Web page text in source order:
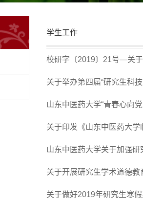
学生工作
校研字〔2019〕21号—关
关于举办第四届“研究生科
山东中医药大学“青春心向
关于印发《山东中医药大
山东中医药大学关于加强
关于开展研究生学术道德教
关于做好2019年研究生寒